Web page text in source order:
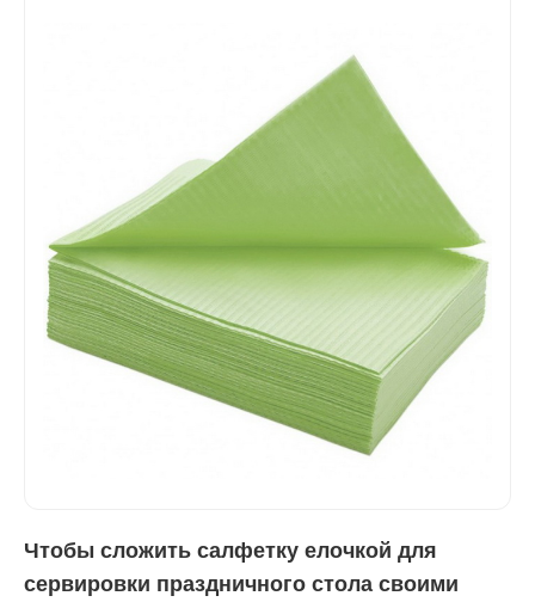
Чтобы сложить салфетку елочкой для
сервировки праздничного стола своими